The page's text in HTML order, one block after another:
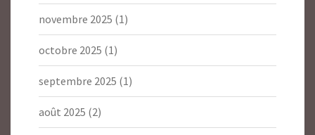
novembre 2025 (1)
octobre 2025 (1)
septembre 2025 (1)
août 2025 (2)